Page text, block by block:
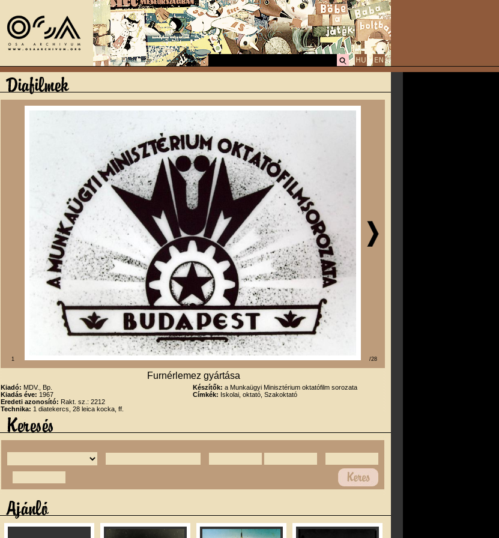
1 /28
Furnérlemez gyártása
Kiadó: MDV., Bp.
Kiadás éve: 1967
Eredeti azonosító: Rakt. sz.: 2212
Technika: 1 diatekercs, 28 leica kocka, ff.
Készítők: a Munkaügyi Minisztérium oktatófilm sorozata
Címkék: Iskolai, oktató, Szakoktató